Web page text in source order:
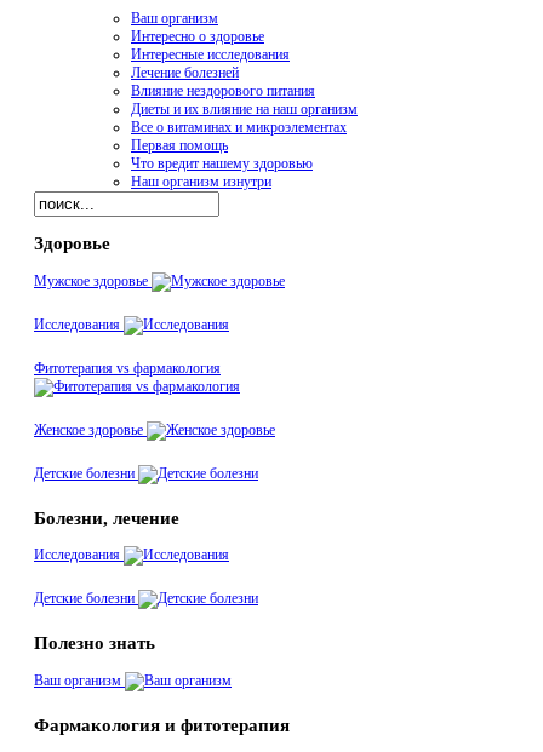
Ваш организм
Интересно о здоровье
Интересные исследования
Лечение болезней
Влияние нездорового питания
Диеты и их влияние на наш организм
Все о витаминах и микроэлементах
Первая помощь
Что вредит нашему здоровью
Наш организм изнутри
Здоровье
Мужское здоровье
Исследования
Фитотерапия vs фармакология
Женское здоровье
Детские болезни
Болезни, лечение
Исследования
Детские болезни
Полезно знать
Ваш организм
Фармакология и фитотерапия